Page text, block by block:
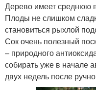
Дерево имеет среднюю
Плоды не слишком
становиться рыхлой
Сок очень полезный
– природного
собирать уже в начале
двух недель после